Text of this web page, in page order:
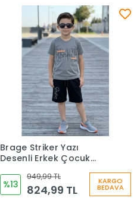
Brage Striker Yazı
Desenli Erkek Çocuk
%13
949,99 TL
824,99 TL
KARGO
BEDAVA